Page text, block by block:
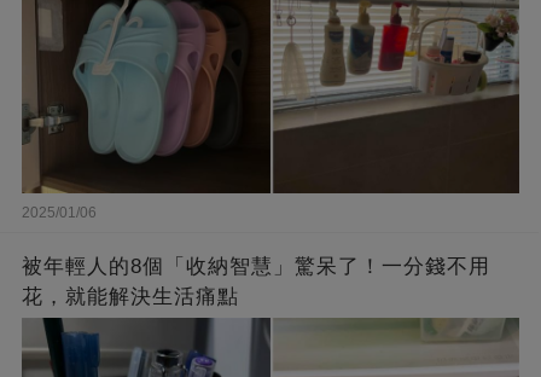
2025/01/06
被年輕人的8個「收納智慧」驚呆了！一分錢不用
花，就能解決生活痛點